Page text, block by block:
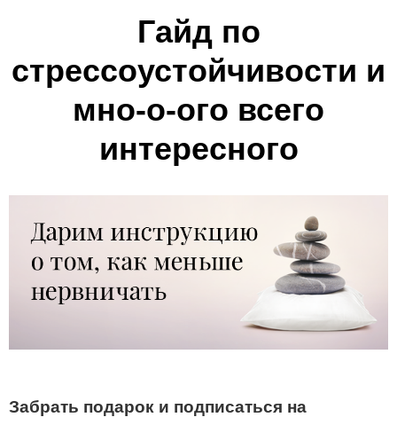
Гайд по
стрессоустойчивости и
мно-о-ого всего
интересного
Забрать подарок и подписаться на